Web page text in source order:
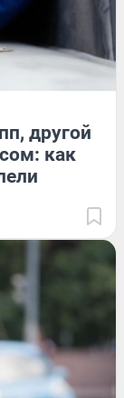
другой
как